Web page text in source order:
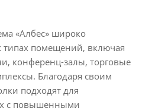
«Албес» широко
типах помещений, включая
конференц-залы, торговые
Благодаря своим
подходят для
с повышенными